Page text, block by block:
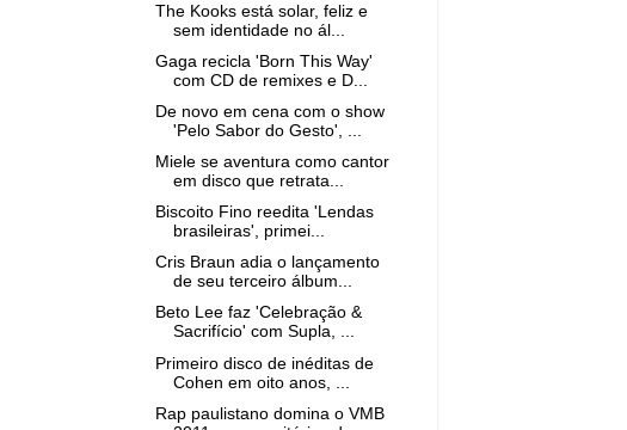
The Kooks está solar, feliz e
sem identidade no ál...
Gaga recicla 'Born This Way'
com CD de remixes e D...
De novo em cena com o show
'Pelo Sabor do Gesto', ...
Miele se aventura como cantor
em disco que retrata...
Biscoito Fino reedita 'Lendas
brasileiras', primei...
Cris Braun adia o lançamento
de seu terceiro álbum...
Beto Lee faz 'Celebração &
Sacrifício' com Supla, ...
Primeiro disco de inéditas de
Cohen em oito anos, ...
Rap paulistano domina o VMB